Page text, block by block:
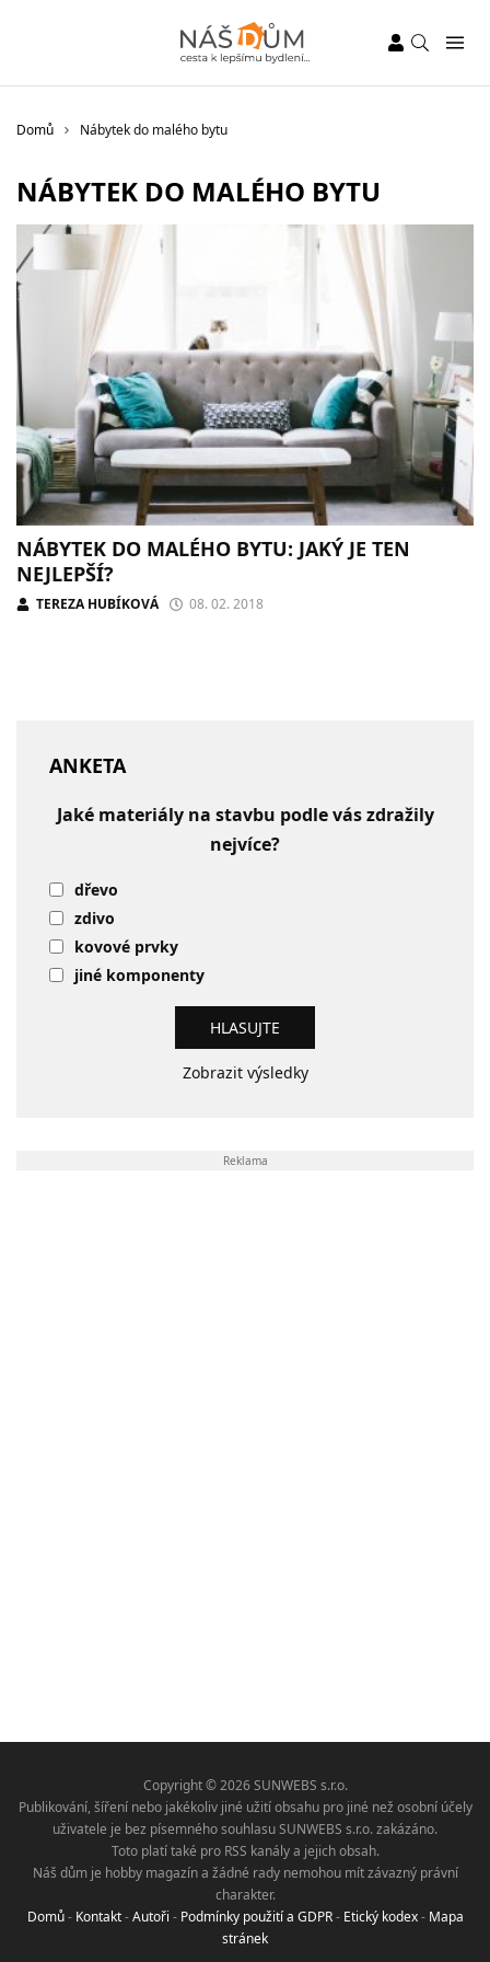
Domů Nábytek do malého bytu
NÁBYTEK DO MALÉHO BYTU
NÁBYTEK DO MALÉHO BYTU: JAKÝ JE TEN
NEJLEPŠÍ?
TEREZA HUBÍKOVÁ 08. 02. 2018
ANKETA
Jaké materiály na stavbu podle vás zdražily
nejvíce?
dřevo
zdivo
kovové prvky
jiné komponenty
Zobrazit výsledky
Reklama
Copyright © 2026 SUNWEBS s.r.o.
Publikování, šíření nebo jakékoliv jiné užití obsahu pro jiné než osobní účely
uživatele je bez písemného souhlasu SUNWEBS s.r.o. zakázáno.
Toto platí také pro RSS kanály a jejich obsah.
Náš dům je hobby magazín a žádné rady nemohou mít závazný právní
charakter.
Domů- Kontakt-Autoři - Podmínky použití a GDPR- Etický kodex- Mapa
stránek